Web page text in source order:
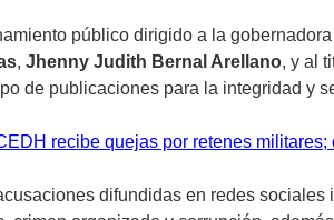
público dirigido a la
, Jhenny Judith Bernal Arellano, y al
de publicaciones para la integridad y
recibe quejas por retenes
difundidas en redes